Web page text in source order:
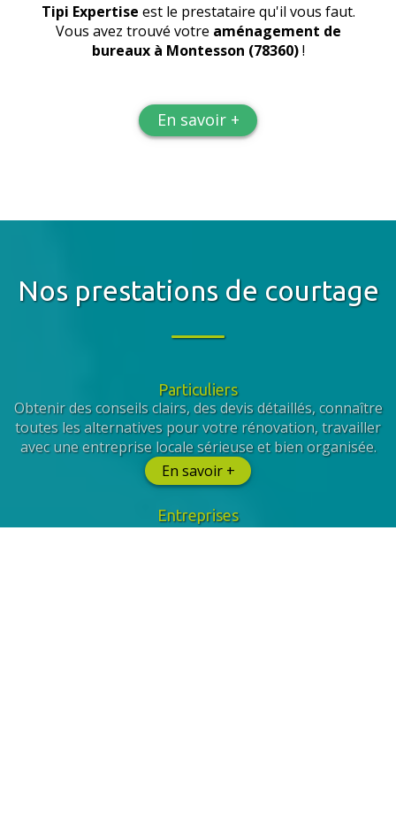
Tipi Expertise est le prestataire qu'il vous faut.
Vous avez trouvé votre aménagement de
bureaux à Montesson (78360)!
En savoir +
Nos prestations de courtage
Particuliers
Obtenir des conseils clairs, des devis détaillés, connaître
toutes les alternatives pour votre rénovation, travailler
avec une entreprise locale sérieuse et bien organisée.
En savoir +
Entreprises
Nous vous garantissons des budgets maîtrisés, le